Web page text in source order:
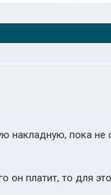
накладную, пока не
он платит, то для